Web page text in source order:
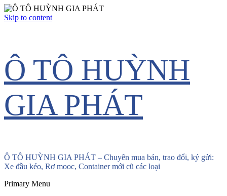
Skip to content
Ô TÔ HUỲNH
GIA PHÁT
Ô TÔ HUỲNH GIA PHÁT – Chuyên mua bán, trao đổi, ký gửi:
Xe đầu kéo, Rơ mooc, Container mới cũ các loại
Primary Menu